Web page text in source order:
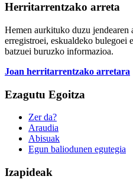
Herritarrentzako arreta
Hemen aurkituko duzu jendearen
erregistroei, eskualdeko bulegoei
batzuei buruzko informazioa.
Joan herritarrentzako arretara
Ezagutu Egoitza
Zer da?
Araudia
Abisuak
Egun baliodunen egutegia
Izapideak